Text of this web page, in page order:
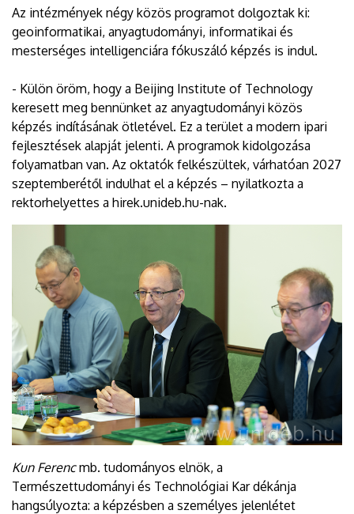
Az intézmények négy közös programot dolgoztak ki:
geoinformatikai, anyagtudományi, informatikai és
mesterséges intelligenciára fókuszáló képzés is indul.
- Külön öröm, hogy a Beijing Institute of Technology
keresett meg bennünket az anyagtudományi közös
képzés indításának ötletével. Ez a terület a modern ipari
fejlesztések alapját jelenti. A programok kidolgozása
folyamatban van. Az oktatók felkészültek, várhatóan 2027
szeptemberétől indulhat el a képzés – nyilatkozta a
rektorhelyettes a hirek.unideb.hu-nak.
Kun Ferencmb. tudományos elnök, a
Természettudományi és Technológiai Kar dékánja
hangsúlyozta: a képzésben a személyes jelenlétet